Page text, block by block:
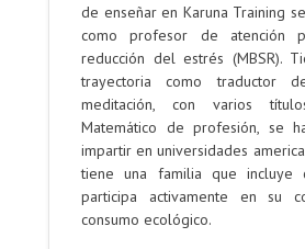
de enseñar en Karuna Training
como profesor de atención
reducción del estrés (MBSR).
trayectoria como traductor
meditación, con varios
Matemático de profesión, se
impartir en universidades
tiene una familia que incluye
participa activamente en su
consumo ecológico.